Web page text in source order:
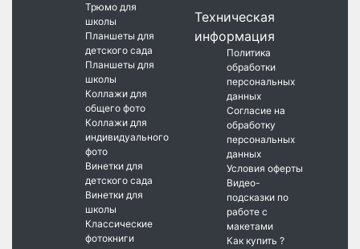
Трюмо для
школы
Планшеты для
детского сада
Планшеты для
школы
Коллажи для
общего фото
Коллажи для
индивидуального
фото
Винетки для
детского сада
Винетки для
школы
Классические
фотокниги
Техническая
информация
Политика
обработки
персональных
данных
Согласие на
обработку
персональных
данных
Условия оферты
Видео-
подсказки по
работе с
макетами
Как купить ?